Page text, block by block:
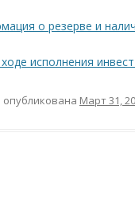
о резерве и
исполнения
опубликована Март 31,